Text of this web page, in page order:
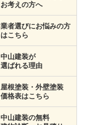
お考えの方へ
業者選びにお悩みの方
はこちら
中山建装が
選ばれる理由
屋根塗装・外壁塗装
価格表はこちら
中山建装の無料